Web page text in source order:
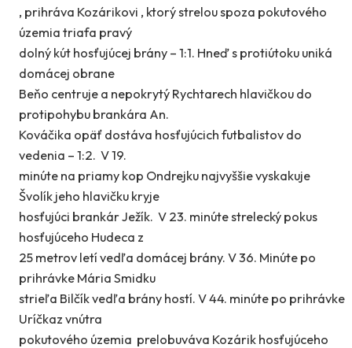
, prihráva Kozárikovi , ktorý strelou spoza pokutového
územia triafa pravý
dolný kút hosťujúcej brány – 1:1. Hneď s protiútoku uniká
domácej obrane
Beňo centruje a nepokrytý Rychtarech hlavičkou do
protipohybu brankára An.
Kováčika opäť dostáva hosťujúcich futbalistov do
vedenia – 1:2. V 19.
minúte na priamy kop Ondrejku najvyššie vyskakuje
Švolík jeho hlavičku kryje
hosťujúci brankár Ježík. V 23. minúte strelecký pokus
hosťujúceho Hudeca z
25 metrov letí vedľa domácej brány. V 36. Minúte po
prihrávke Mária Smidku
strieľa Bilčík vedľa brány hostí. V 44. minúte po prihrávke
Uríčkaz vnútra
pokutového územia prelobuváva Kozárik hosťujúceho